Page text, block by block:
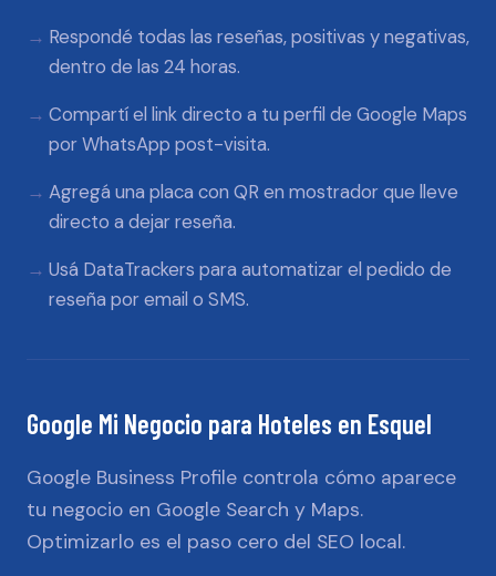
Respondé todas las reseñas, positivas y negativas,
dentro de las 24 horas.
Compartí el link directo a tu perfil de Google Maps
por WhatsApp post-visita.
Agregá una placa con QR en mostrador que lleve
directo a dejar reseña.
Usá DataTrackers para automatizar el pedido de
reseña por email o SMS.
Google Mi Negocio para Hoteles en Esquel
Google Business Profile controla cómo aparece
tu negocio en Google Search y Maps.
Optimizarlo es el paso cero del SEO local.